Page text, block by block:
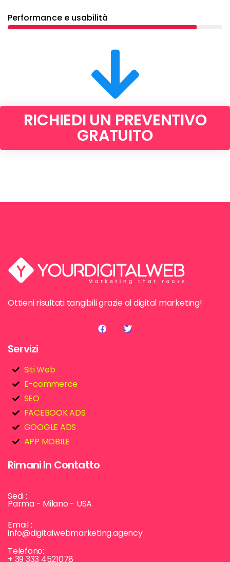
Performance e usabilità
RICHIEDI UN PREVENTIVO
GRATUITO
Ottieni risultati tangibili grazie al digital marketing!
Servizi
Siti Web
E-commerce
SEO
FACEBOOK ADS
GOOGLE ADS
APP MOBILE
Rimani In Contatto
Sedi :
Parma - Milano - USA
Email :
info@digitalwebmarketing.agency
Telefono:
+ 39 333 4521078